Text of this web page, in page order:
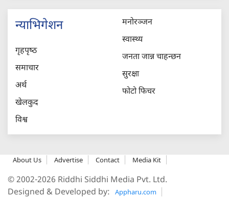
न्याभिगेशन
गृहपृष्‍ठ
समाचार
अर्थ
खेलकुद
विश्व
मनोरञ्जन
स्वास्थ्य
जनता जान्न चाहन्छन
सुरक्षा
फोटो फिचर
About Us Advertise Contact Media Kit
© 2002-2026 Riddhi Siddhi Media Pvt. Ltd.
Designed & Developed by:
Appharu.com